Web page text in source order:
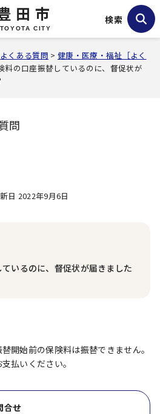
田市
TOYOTA CITY
検索
よくある質問 >健康・医療・福祉［よく
料の口座振替しているのに、督促状が
問
日 2022年9月6日
いるのに、督促状が届きました
開始前の保険料は振替できません。
払いください。
合せ